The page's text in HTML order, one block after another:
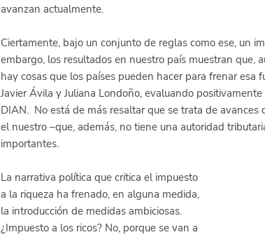
avanzan actualmente.
Ciertamente, bajo un conjunto de reglas como ese, un
embargo, los resultados en nuestro país muestran que,
hay cosas que los países pueden hacer para frenar
Javier Ávila y Juliana Londoño, evaluando
DIAN.  No está de más resaltar que se trata de
el nuestro –que, además, no tiene una autoridad
importantes.
La narrativa política que critica el impuesto
a la riqueza ha frenado, en alguna medida,
la introducción de medidas ambiciosas.
¿Impuesto a los ricos? No, porque se van a